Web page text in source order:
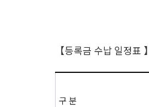
【등록금 수납 일정표 】
구 분